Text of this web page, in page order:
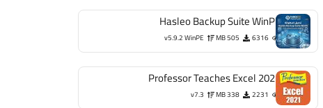
Hasleo Backup Suite WinPE
6316
505 MB
v5.9.2 WinPE
Professor Teaches Excel 2021
2231
338 MB
v7.3